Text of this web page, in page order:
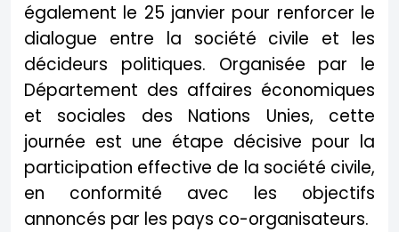
également le 25 janvier pour renforcer le
dialogue entre la société civile et les
décideurs politiques. Organisée par le
Département des affaires économiques
et sociales des Nations Unies, cette
journée est une étape décisive pour la
participation effective de la société civile,
en conformité avec les objectifs
annoncés par les pays co-organisateurs.